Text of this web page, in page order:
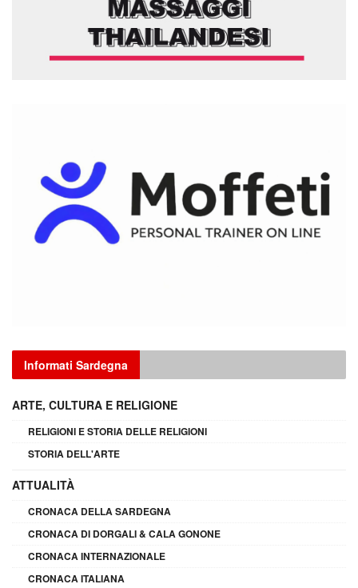
Informati Sardegna
ARTE, CULTURA E RELIGIONE
RELIGIONI E STORIA DELLE RELIGIONI
STORIA DELL'ARTE
ATTUALITÀ
CRONACA DELLA SARDEGNA
CRONACA DI DORGALI & CALA GONONE
CRONACA INTERNAZIONALE
CRONACA ITALIANA